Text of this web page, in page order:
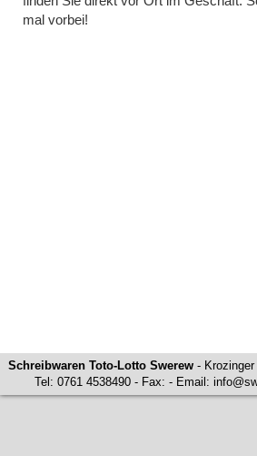
mal vorbei!
Schreibwaren Toto-Lotto Swerew -
Tel: 0761 4538490 - Fax: - Email: